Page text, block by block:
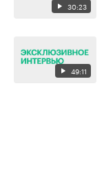
30:23
49:11